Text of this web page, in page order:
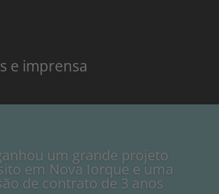
e imprensa
um grande projeto
em Nova Iorque e uma
de contrato de 3 anos